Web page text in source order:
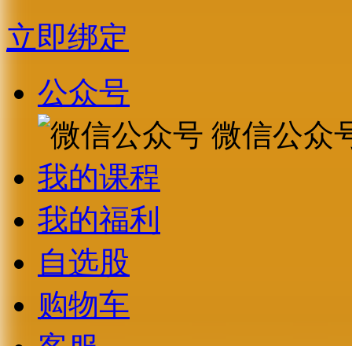
立即绑定
公众号
微信公众
我的课程
我的福利
自选股
购物车